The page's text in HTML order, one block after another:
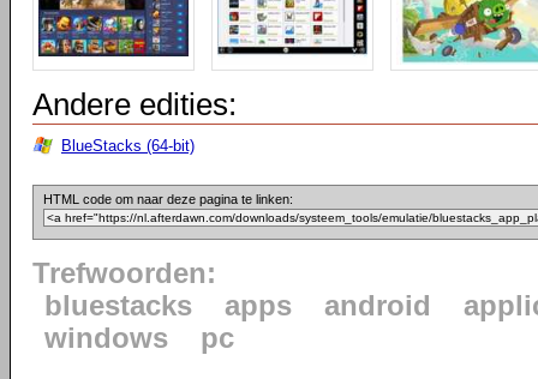
Andere edities:
BlueStacks (64-bit)
HTML code om naar deze pagina te linken:
Trefwoorden:
bluestacks
apps android
windows
pc